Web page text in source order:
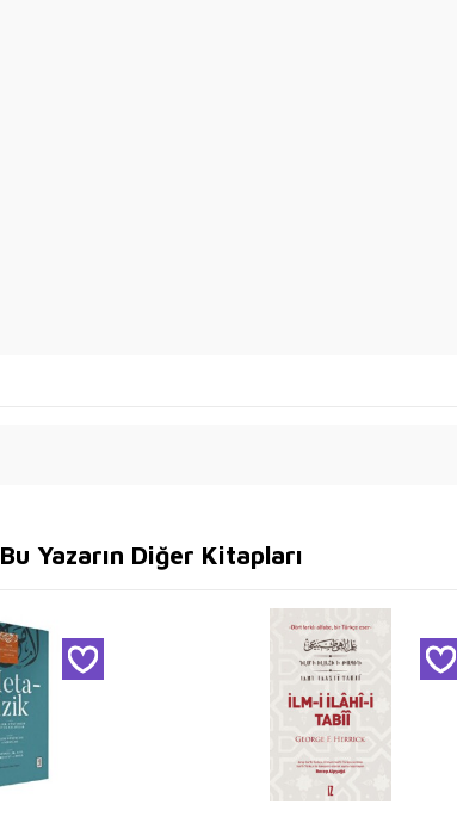
Bu Yazarın Diğer Kitapları